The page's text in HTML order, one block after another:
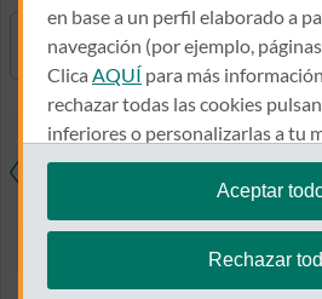
Buscador
Salud Hogar
en base a un perfil elaborado a
navegación (por ejemplo,
Clica AQUÍ para más
rechazar todas las cookies
inferiores o personalizarlas a tu
en"configurar cookies".
Te recordamos que puedes
cookies en cualquier momento
Aceptar
Rechazar